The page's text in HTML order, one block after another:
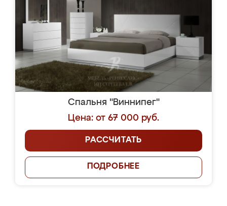
Спальня "Виннипег"
Цена: от 67 000 руб.
РАССЧИТАТЬ
ПОДРОБНЕЕ